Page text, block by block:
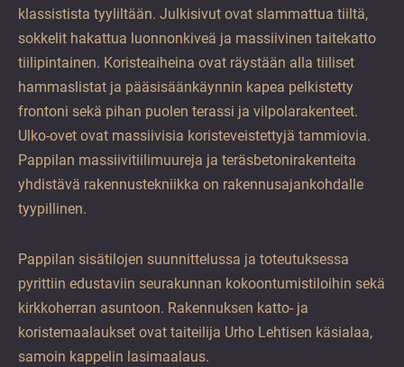
klassistista tyyliltään. Julkisivut ovat slammattua tiiltä,
sokkelit hakattua luonnonkiveä ja massiivinen taitekatto
tiilipintainen. Koristeaiheina ovat räystään alla tiiliset
hammaslistat ja pääsisäänkäynnin kapea pelkistetty
frontoni sekä pihan puolen terassi ja vilpolarakenteet.
Ulko-ovet ovat massiivisia koristeveistettyjä tammiovia.
Pappilan massiivitiilimuureja ja teräsbetonirakenteita
yhdistävä rakennustekniikka on rakennusajankohdalle
tyypillinen.
Pappilan sisätilojen suunnittelussa ja toteutuksessa
pyrittiin edustaviin seurakunnan kokoontumistiloihin sekä
kirkkoherran asuntoon. Rakennuksen katto- ja
koristemaalaukset ovat taiteilija Urho Lehtisen käsialaa,
samoin kappelin lasimaalaus.